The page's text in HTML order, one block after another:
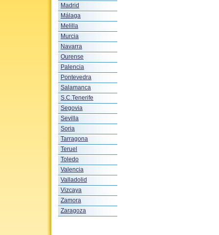
Madrid
Málaga
Melilla
Murcia
Navarra
Ourense
Palencia
Pontevedra
Salamanca
S.C.Tenerife
Segovia
Sevilla
Soria
Tarragona
Teruel
Toledo
Valencia
Valladolid
Vizcaya
Zamora
Zaragoza